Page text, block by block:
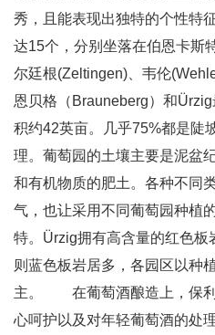
秀，且能表现出独特的个性
达15个，分别坐落在伯恩卡斯
尔廷根(Zeltingen)、韦伦
恩贝格（Brauneberg）和
积约42英亩。几乎75%都是陡
理。葡萄园的土壤主要是泥盆
和有机物质的肥土。各种不同
气，也让采用不同葡萄园种植
特。Ürzig拥有高含量的红色板
则蓝色板岩居多，各园区以种
主。 在葡萄酒酿造上，保利
心呵护以及对年轻葡萄酒的处